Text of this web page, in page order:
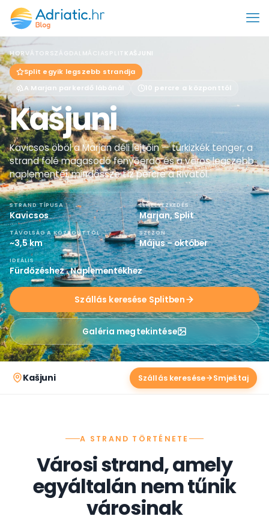
HORVÁTORSZÁG DALMÁCIA SPLIT KAŠJUNI
Split egyik legszebb strandja
A Marjan parkerdő lábánál
10 percre a központtól
Kašjuni
Kavicsos öböl a Marjan déli lejtőin — türkizkék tenger, a
strand fölé magasodó fenyőerdő és a város legszebb
naplementéi, mindössze tíz percre a Rivától.
STRAND TÍPUSA
Kavicsos
ELHELYEZKEDÉS
Marjan, Split
TÁVOLSÁG A KÖZPONTTÓL
~3,5 km
SZEZON
Május – október
IDEÁLIS
Fürdőzéshez · Naplementékhez
Szállás keresése Splitben
Galéria megtekintése
Kašjuni Szállás keresése
A STRAND TÖRTÉNETE
Városi strand, amely
egyáltalán nem tűnik
városinak